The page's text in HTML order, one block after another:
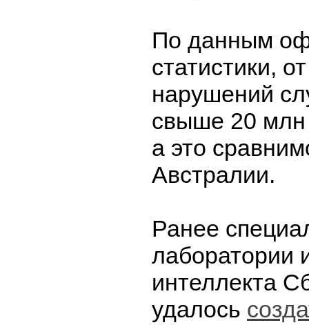
По данным
статистики,
нарушений
свыше 20 млн
а это
Австралии.
Ранее
лаборатории
интеллекта
удалось